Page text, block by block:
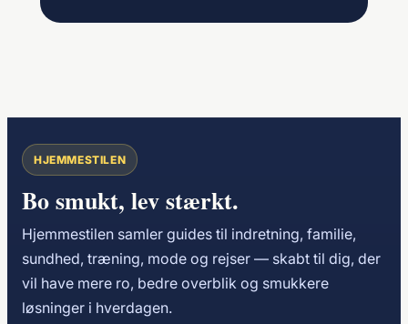
HJEMMESTILEN
Bo smukt, lev stærkt.
Hjemmestilen samler guides til indretning, familie,
sundhed, træning, mode og rejser — skabt til dig, der
vil have mere ro, bedre overblik og smukkere
løsninger i hverdagen.